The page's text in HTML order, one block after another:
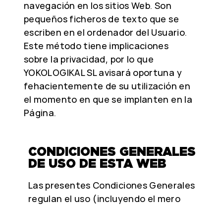
navegación en los sitios Web. Son
pequeños ficheros de texto que se
escriben en el ordenador del Usuario.
Este método tiene implicaciones
sobre la privacidad, por lo que
YOKOLOGIKAL SL avisará oportuna y
fehacientemente de su utilización en
el momento en que se implanten en la
Página.
CONDICIONES GENERALES
DE USO DE ESTA WEB
Las presentes Condiciones Generales
regulan el uso (incluyendo el mero